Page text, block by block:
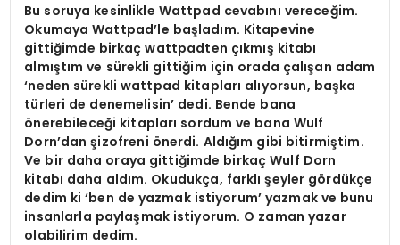
Bu soruya kesinlikle Wattpad cevabını vereceğim.
Okumaya Wattpad’le başladım. Kitapevine
gittiğimde birkaç wattpadten çıkmış kitabı
almıştım ve sürekli gittiğim için orada çalışan adam
‘neden sürekli wattpad kitapları alıyorsun, başka
türleri de denemelisin’ dedi. Bende bana
önerebileceği kitapları sordum ve bana Wulf
Dorn’dan şizofreni önerdi. Aldığım gibi bitirmiştim.
Ve bir daha oraya gittiğimde birkaç Wulf Dorn
kitabı daha aldım. Okudukça, farklı şeyler gördükçe
dedim ki ‘ben de yazmak istiyorum’ yazmak ve bunu
insanlarla paylaşmak istiyorum. O zaman yazar
olabilirim dedim.